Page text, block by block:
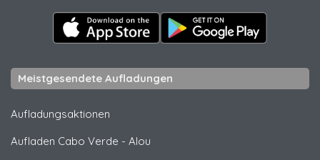
Meistgesendete Aufladungen
Aufladungsaktionen
Aufladen Cabo Verde - Alou